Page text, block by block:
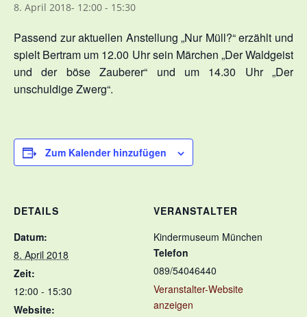
8. April 2018- 12:00 - 15:30
Passend zur aktuellen Anstellung „Nur Müll?“ erzählt und
spielt Bertram um 12.00 Uhr sein Märchen „Der Waldgeist
und der böse Zauberer“ und um 14.30 Uhr „Der
unschuldige Zwerg“.
Zum Kalender hinzufügen
DETAILS
Datum:
8. April 2018
Zeit:
12:00 - 15:30
Website:
VERANSTALTER
Kindermuseum München
Telefon
089/54046440
Veranstalter-Website
anzeigen